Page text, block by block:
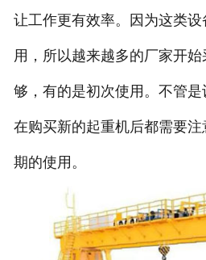
让工作更有效率。因为这类
用，所以越来越多的厂家开
够，有的是初次使用。不管
在购买新的起重机后都需要
期的使用。